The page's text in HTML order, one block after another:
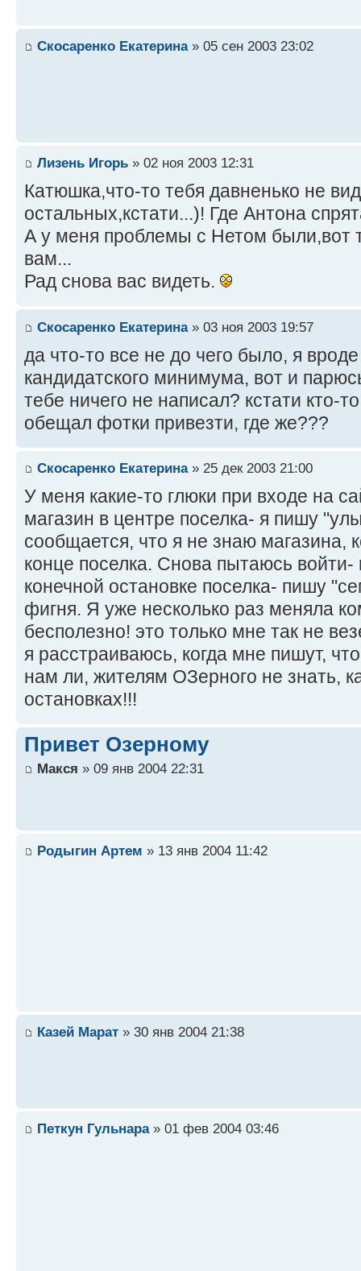
Скосаренко Екатерина» 05 сен 2003 23:02
Лизень Игорь » 02 ноя 2003 12:31
Катюшка,что-то тебя давненько не
остальных,кстати...)! Где Антона
А у меня проблемы с Нетом были,вот
вам...
Рад снова вас видеть.
Скосаренко Екатерина» 03 ноя 2003 19:57
да что-то все не до чего было, я
кандидатского минимума, вот и
тебе ничего не написал? кстати кто-
обещал фотки привезти, где же???
Скосаренко Екатерина» 25 дек 2003 21:00
У меня какие-то глюки при входе на
магазин в центре поселка- я пишу
сообщается, что я не знаю магазина,
конце поселка. Снова пытаюсь войти-
конечной остановке поселка- пишу
фигня. Я уже несколько раз меняла
бесполезно! это только мне так не
я расстраиваюсь, когда мне пишут,
нам ли, жителям ОЗерного не знать,
остановках!!!
Привет Озерному
Макся » 09 янв 2004 22:31
Родыгин Артем » 13 янв 2004 11:42
Казей Марат » 30 янв 2004 21:38
Петкун Гульнара» 01 фев 2004 03:46